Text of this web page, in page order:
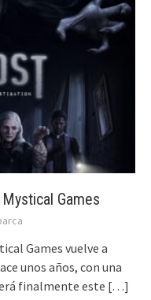
Games
Games vuelve a
unos años, con una
finalmente este […]